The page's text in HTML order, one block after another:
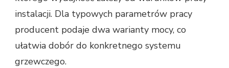
instalacji. Dla typowych parametrów pracy
producent podaje dwa warianty mocy, co
ułatwia dobór do konkretnego systemu
grzewczego.